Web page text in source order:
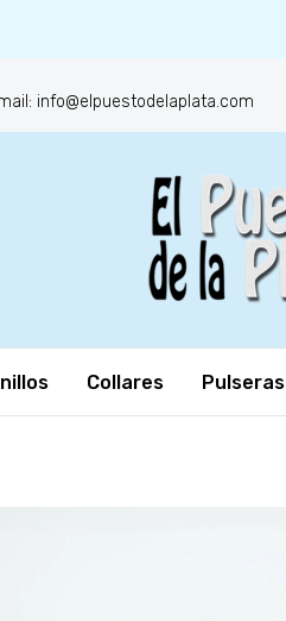
info@elpuestodelaplata.com
Collares Pulseras